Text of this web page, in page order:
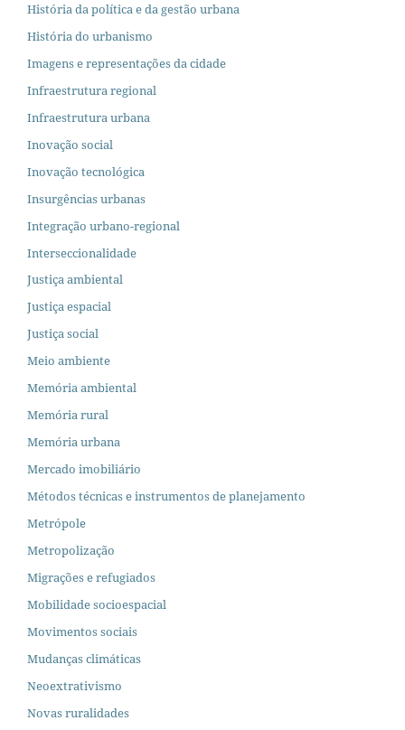
História da política e da gestão urbana
História do urbanismo
Imagens e representações da cidade
Infraestrutura regional
Infraestrutura urbana
Inovação social
Inovação tecnológica
Insurgências urbanas
Integração urbano-regional
Interseccionalidade
Justiça ambiental
Justiça espacial
Justiça social
Meio ambiente
Memória ambiental
Memória rural
Memória urbana
Mercado imobiliário
Métodos técnicas e instrumentos de planejamento
Metrópole
Metropolização
Migrações e refugiados
Mobilidade socioespacial
Movimentos sociais
Mudanças climáticas
Neoextrativismo
Novas ruralidades